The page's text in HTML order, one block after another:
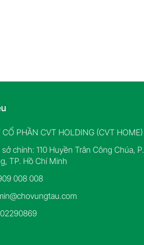
PHẦN CVT HOLDING (CVT HOME)
chính: 110 Huyền Trân Công Chúa, P.
TP. Hồ Chí Minh
008 008